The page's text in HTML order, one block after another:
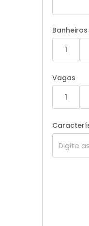
Banheiros
1
Vagas
1